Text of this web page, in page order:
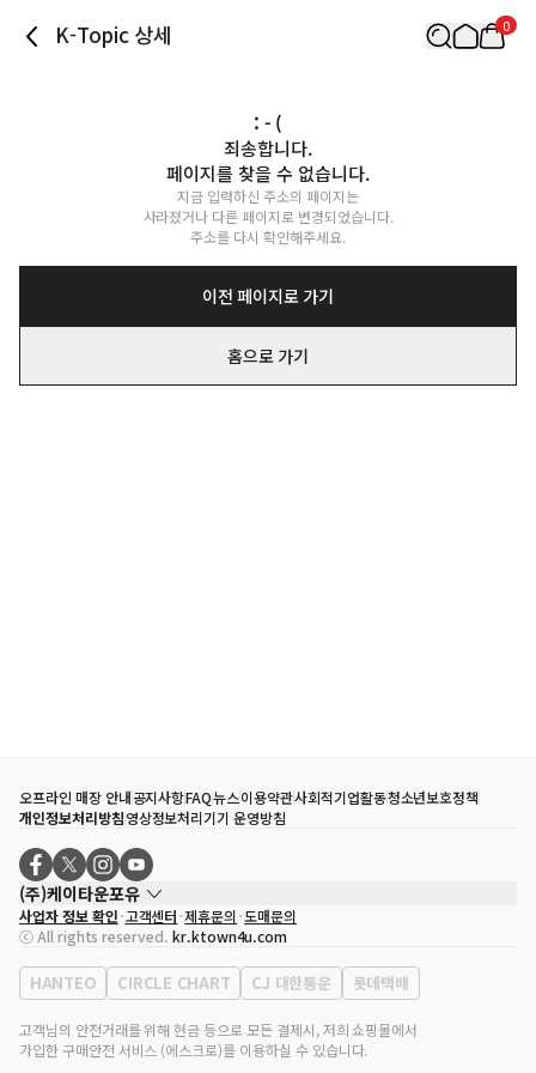
K-Topic 상세 0
: - (
죄송합니다.
페이지를 찾을 수 없습니다.
지금 입력하신 주소의 페이지는
사라졌거나 다른 페이지로 변경되었습니다.
주소를 다시 확인해주세요.
이전 페이지로 가기
홈으로 가기
오프라인 매장 안내공지사항FAQ뉴스이용약관사회적기업활동청소년보호정책
개인정보처리방침영상정보처리기기 운영방침
(주)케이타운포유
대표자
송효민
사업자등록번호
120-87-71116
통신판매업 신고번호 제2011-서울강남-02223
대표전화
02-552-9855
사업자 정보 확인 고객센터 제휴문의 도매문의
ⓒ All rights reserved. kr.ktown4u.com
HANTEO CIRCLE CHART CJ 대한통운 롯데택배
고객님의 안전거래를 위해 현금 등으로 모든 결제시, 저희 쇼핑몰에서
가입한 구매안전 서비스 (에스크로)를 이용하실 수 있습니다.